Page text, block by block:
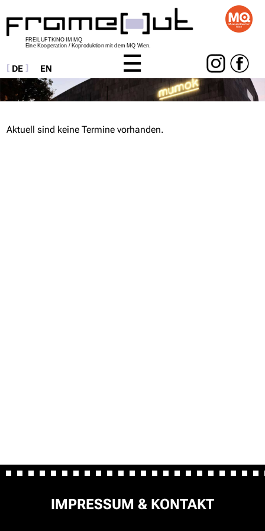
FREILUFTKINO IM MQ
Eine Kooperation / Koproduktion mit dem MQ Wien.
DE EN
Navigation
überspringen
Aktuell sind keine Termine vorhanden.
NAVIGATIONIMPRESSUM & KONTAKT